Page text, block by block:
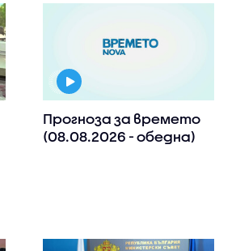
Прогноза за времето
(08.08.2026 - обедна)